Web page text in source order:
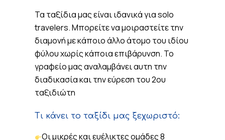
Τα ταξίδια μας είναι ιδανικά για solo
travelers. Μπορείτε να μοιραστείτε την
διαμονή με κάποιο άλλο άτομο του ιδίου
φύλου χωρίς κάποια επιβάρυνση. Το
γραφείο μας αναλαμβάνει αυτη την
διαδικασία και την εύρεση του 2ου
ταξιδιώτη
Τι κάνει το ταξίδι μας ξεχωριστό:
Οι μικρές και ευέλικτες ομάδες 8